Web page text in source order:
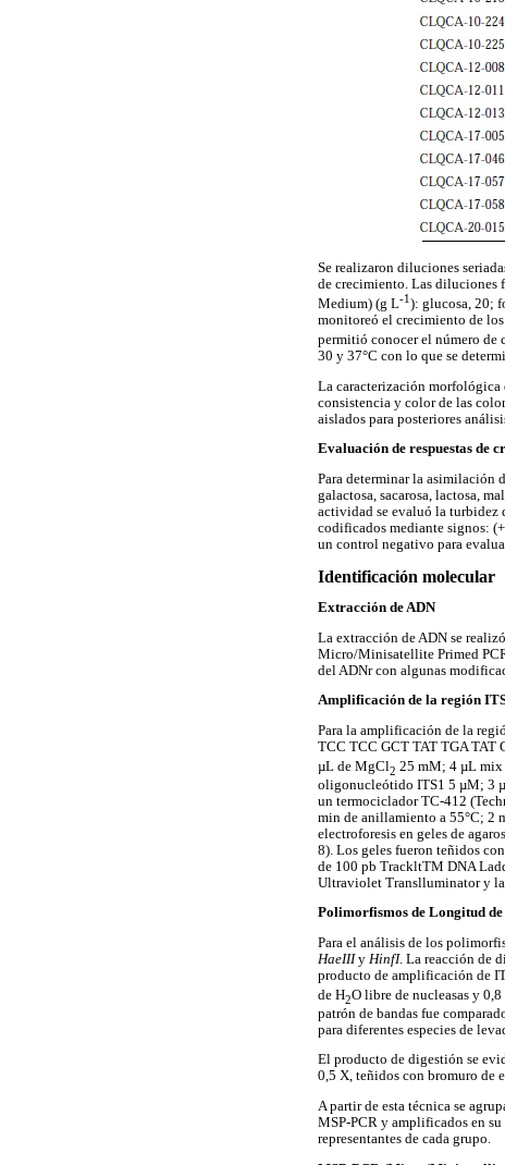
Se realizaron diluciones
de crecimiento. Las diluciones
Medium) (g L-1 ): glucosa, 20;
monitoreó el crecimiento de
permitió conocer el número de
30 y 37°C con lo que se
La caracterización morfológica
consistencia y color de las
aislados para posteriores
Evaluación de respuestas de
Para determinar la asimilación
galactosa, sacarosa, lactosa,
actividad se evaluó la turbidez
codificados mediante signos:
un control negativo para
Identificación molecular
Extracción de ADN
La extracción de ADN se
Micro/Minisatellite Primed
del ADNr con algunas
Amplificación de la región
Para la amplificación de la
TCC TCC GCT TAT TGA TAT
µL de MgCl2 25 mM; 4 µL mix
oligonucleótido ITS1 5 µM; 3
un termociclador TC-412
min de anillamiento a 55°C; 2
electroforesis en geles de
8). Los geles fueron teñidos
de 100 pb TrackltTM DNA
Ultraviolet Translluminator y
Polimorfismos de Longitud
Para el análisis de los
HaeIIIy HinfI. La reacción de
producto de amplificación de
de H2O libre de nucleasas y
patrón de bandas fue
para diferentes especies de
El producto de digestión se
0,5 X, teñidos con bromuro de
A partir de esta técnica se
MSP-PCR y amplificados en
representantes de cada grupo.